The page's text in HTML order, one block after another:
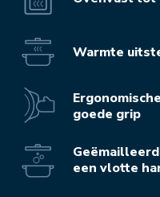
Warmte
goede grip
een vlotte